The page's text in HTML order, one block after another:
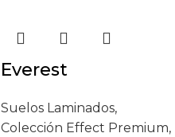
Everest
Suelos Laminados,
Colección Effect Premium,